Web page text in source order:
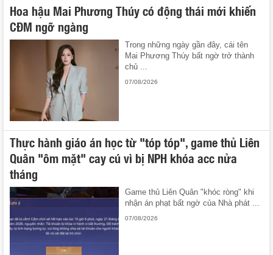
Hoa hậu Mai Phương Thúy có động thái mới khiến
CĐM ngỡ ngàng
Trong những ngày gần đây, cái tên
Mai Phương Thúy bất ngờ trở thành
chủ ...
07/08/2026
Thực hành giáo án học từ "tóp tóp", game thủ Liên
Quân "ôm mặt" cay cú vì bị NPH khóa acc nửa
tháng
Game thủ Liên Quân "khóc ròng" khi
nhận án phạt bất ngờ của Nhà phát ...
07/08/2026